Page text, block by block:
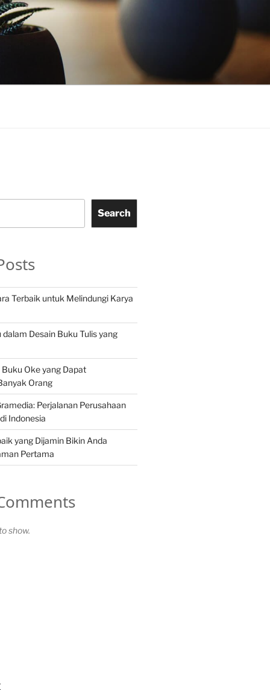
Search
Terbaik untuk Melindungi Karya
Desain Buku Tulis yang
Oke yang Dapat
Orang
Perjalanan Perusahaan
Indonesia
yang Dijamin Bikin Anda
Pertama
show.